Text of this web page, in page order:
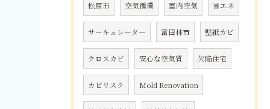
松原市 空気循環 室内空気 省エネ
サーキュレーター 富田林市 壁紙カビ
クロスカビ 安心な空気質 欠陥住宅
カビリスク Mold Renovation